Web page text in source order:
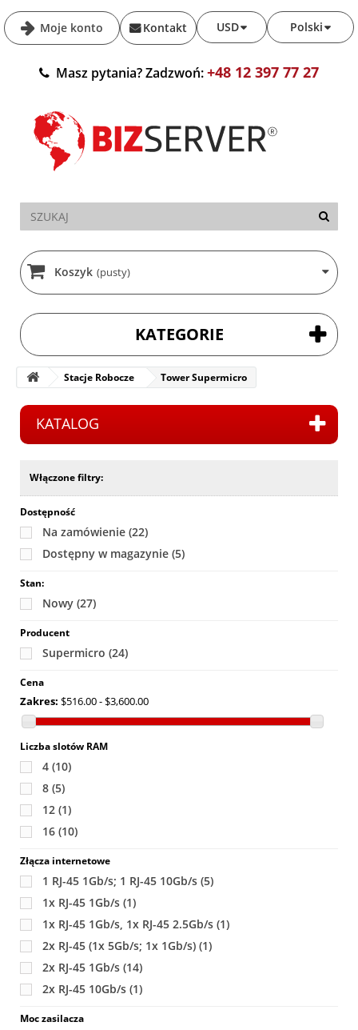
Moje konto Polski
USD
Kontakt
Masz pytania? Zadzwoń:+48 12 397 77 27
Koszyk (pusty)
KATEGORIE
Stacje Robocze Tower Supermicro
KATALOG
Włączone filtry:
Dostępność
Na zamówienie (22)
Dostępny w magazynie (5)
Stan:
Nowy (27)
Producent
Supermicro (24)
Cena
Zakres: $516.00 - $3,600.00
Liczba slotów RAM
4 (10)
8 (5)
12 (1)
16 (10)
Złącza internetowe
1 RJ-45 1Gb/s; 1 RJ-45 10Gb/s (5)
1x RJ-45 1Gb/s (1)
1x RJ-45 1Gb/s, 1x RJ-45 2.5Gb/s (1)
2x RJ-45 (1x 5Gb/s; 1x 1Gb/s) (1)
2x RJ-45 1Gb/s (14)
2x RJ-45 10Gb/s (1)
Moc zasilacza